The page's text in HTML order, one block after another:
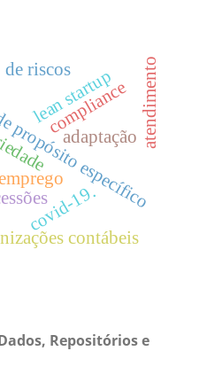
covid-19.específico
de riscos
compliance
lean startup
adaptação atendimento
contábeis
Repositórios e